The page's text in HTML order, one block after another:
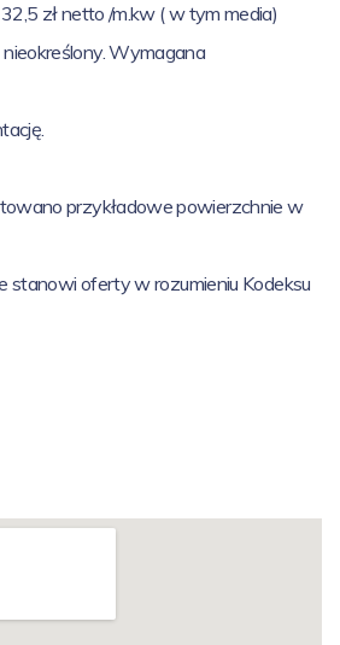
zł netto /m.kw ( w tym media)
Wymagana
przykładowe powierzchnie w
stanowi oferty w rozumieniu Kodeksu